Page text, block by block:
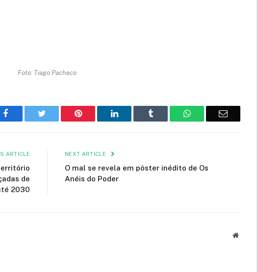
Foto: Tiago Pacheco
Facebook Twitter Pinterest LinkedIn Tumblr WhatsAppEmail
ARTICLE
de
2030
NEXT ARTICLE
O mal se revela em pôster inédito de Os
Anéis do Poder
Website